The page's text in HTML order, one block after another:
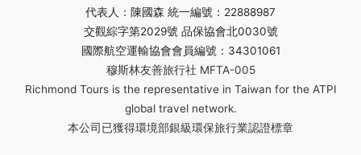
代表人：陳國森 統一編號：22888987
交觀綜字第2029號 品保協會北0030號
國際航空運輸協會會員編號：34301061
穆斯林友善旅行社 MFTA-005
Richmond Tours is the representative in Taiwan for the ATPI
global travel network.
本公司已獲得環境部銀級環保旅行業認證標章